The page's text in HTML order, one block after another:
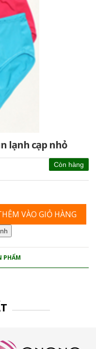
lạnh cạp nhỏ
Còn hàng
VÀO GIỎ HÀNG
PHẨM